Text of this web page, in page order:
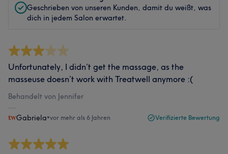
Geschrieben von unseren Kunden, damit du weißt, was
dich in jedem Salon erwartet.
Unfortunately, I didn’t get the massage, as the
masseuse doesn’t work with Treatwell anymore :(
Behandelt von Jennifer
Gabriela•vor mehr als 6 Jahren Verifizierte Bewertung